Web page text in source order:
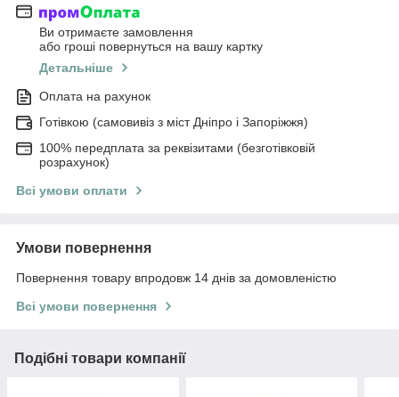
Ви отримаєте замовлення
або гроші повернуться на вашу картку
Детальніше
Оплата на рахунок
Готівкою (самовивіз з міст Дніпро і Запоріжжя)
100% передплата за реквізитами (безготівковій
розрахунок)
Всі умови оплати
Умови повернення
Повернення товару впродовж 14 днів за домовленістю
Всі умови повернення
Подібні товари компанії